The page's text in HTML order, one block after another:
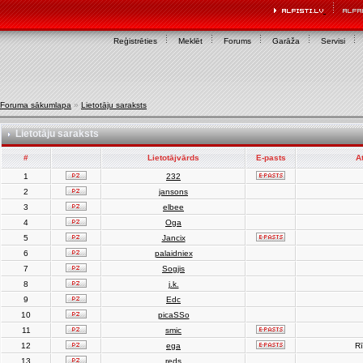
Reģistrēties Meklēt Forums Garāža Servisi
Foruma sākumlapa » Lietotāju saraksts
Lietotāju saraksts
# Lietotājvārds E-pasts
1
232
2
jansons
3
elbee
4
Oga
5
Jancix
6
palaidniex
7
Sogjis
8
j.k.
9
Edc
10
picaSSo
11
smic
12
ega
13
reds